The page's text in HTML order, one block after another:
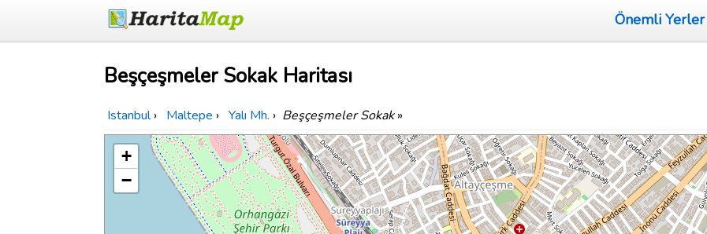
Önemli Yerler
Beşçeşmeler Sokak Haritası
Istanbul › Maltepe › Yalı Mh. › Beşçeşmeler Sokak»
+
−